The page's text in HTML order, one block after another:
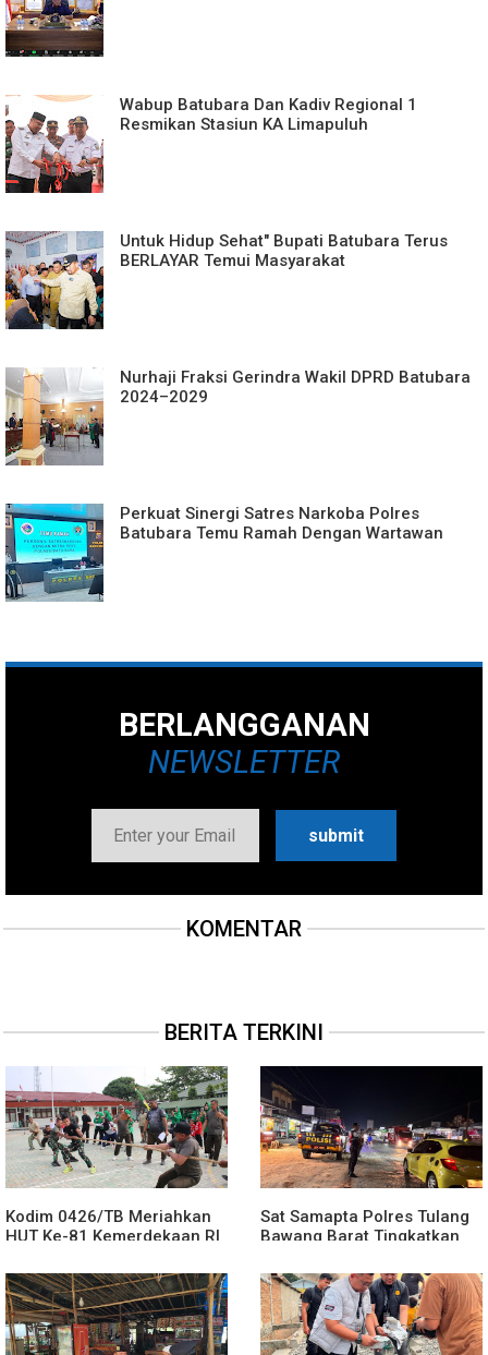
Wabup Batubara Dan Kadiv Regional 1
Resmikan Stasiun KA Limapuluh
Untuk Hidup Sehat" Bupati Batubara Terus
BERLAYAR Temui Masyarakat
Nurhaji Fraksi Gerindra Wakil DPRD Batubara
2024–2029
Perkuat Sinergi Satres Narkoba Polres
Batubara Temu Ramah Dengan Wartawan
BERLANGGANAN
NEWSLETTER
KOMENTAR
BERITA TERKINI
Kodim 0426/TB Meriahkan
HUT Ke-81 Kemerdekaan RI
XXI/Radin Inten dengan
Berbagai Perlombaan
Sat Samapta Polres Tulang
Bawang Barat Tingkatkan
Antisipasi Gangguan
Kamtibmas